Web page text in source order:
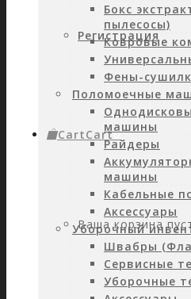
Регистрация
CartCart0
Ваша корзина
Бокс
пылесосы)
Ковровые
Фены-
Поломоечные
машины
Райдеры
машины
Кабельные
Аксессуары
Уборочный
Швабры
Сервисные
Уборочные